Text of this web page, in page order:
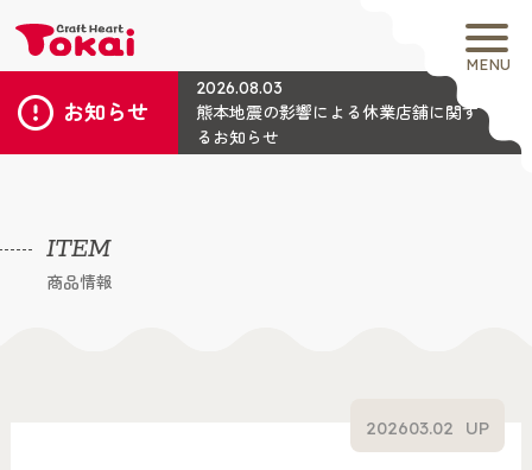
MENU
お知らせ
2026.08.03
熊本地震の影響による休業店舗に関す
るお知らせ
ITEM
商品情報
202603.02 UP